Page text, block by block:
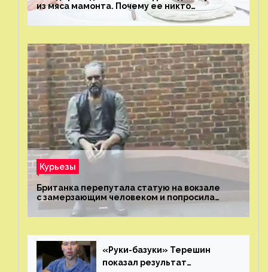
из мяса мамонта. Почему ее никто
Курьезы
Британка перепутала статую на вокзале
с замерзающим человеком и попросила
о помощи
«Руки-базуки» Терешин
показал результат